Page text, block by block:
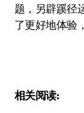
题，另辟蹊径
了更好地体验
相关阅读: